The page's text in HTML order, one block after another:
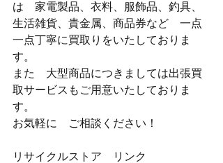
は　家電製品、衣料、服飾品、釣具、
生活雑貨、貴金属、商品券など　一点
一点丁寧に買取りをいたしておりま
す。
また　大型商品につきましては出張買
取サービスもご用意いたしておりま
す。
お気軽に　ご相談ください！
リサイクルストア　リンク